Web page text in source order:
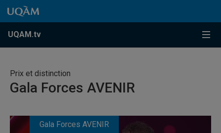
Accéder au contenu
Accéder au menu principal
Accéder à la recherche
Accéder au contenu
Accéder au menu principal
UQAM.tv
Prix et distinction
Gala Forces AVENIR
Gala Forces AVENIR